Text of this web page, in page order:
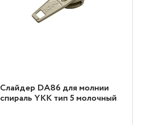
Слайдер DA86 для молнии
спираль YKK тип 5 молочный